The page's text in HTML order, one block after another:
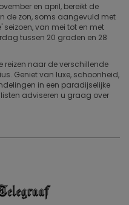
en april, bereikt de
de zon, soms aangevuld met
seizoen, van mei tot en met
tussen 20 graden en 28
reizen naar de verschillende
Geniet van luxe, schoonheid,
in een paradijselijke
adviseren u graag over